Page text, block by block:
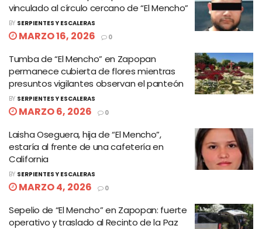
vinculado al círculo cercano de “El Mencho”
BY SERPIENTES Y ESCALERAS
MARZO 16, 2026 0
Tumba de “El Mencho” en Zapopan
permanece cubierta de flores mientras
presuntos vigilantes observan el panteón
BY SERPIENTES Y ESCALERAS
MARZO 6, 2026 0
Laisha Oseguera, hija de “El Mencho”,
estaría al frente de una cafetería en
California
BY SERPIENTES Y ESCALERAS
MARZO 4, 2026 0
Sepelio de “El Mencho” en Zapopan: fuerte
operativo y traslado al Recinto de la Paz